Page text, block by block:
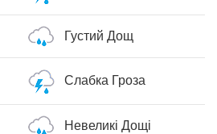
Густий Дощ
Слабка Гроза
Невеликі Дощі